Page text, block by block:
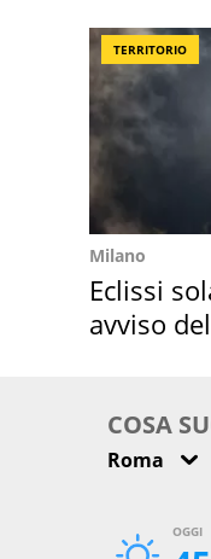
TERRITORIO
Milano
Eclissi
avviso